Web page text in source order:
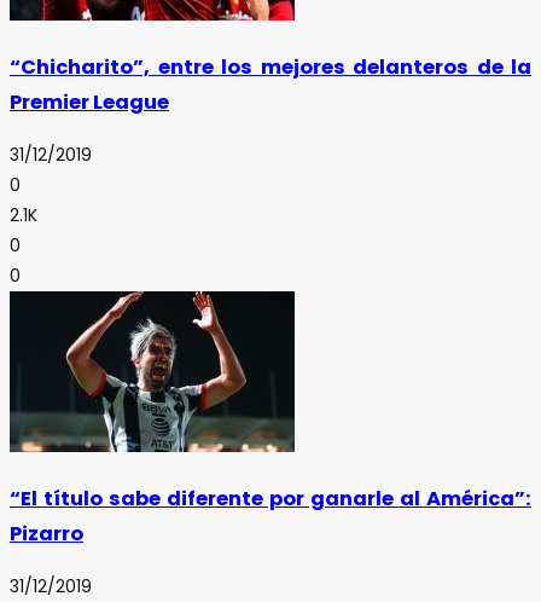
“Chicharito”, entre los mejores delanteros de la
Premier League
31/12/2019
0
2.1K
0
0
“El título sabe diferente por ganarle al América”:
Pizarro
31/12/2019